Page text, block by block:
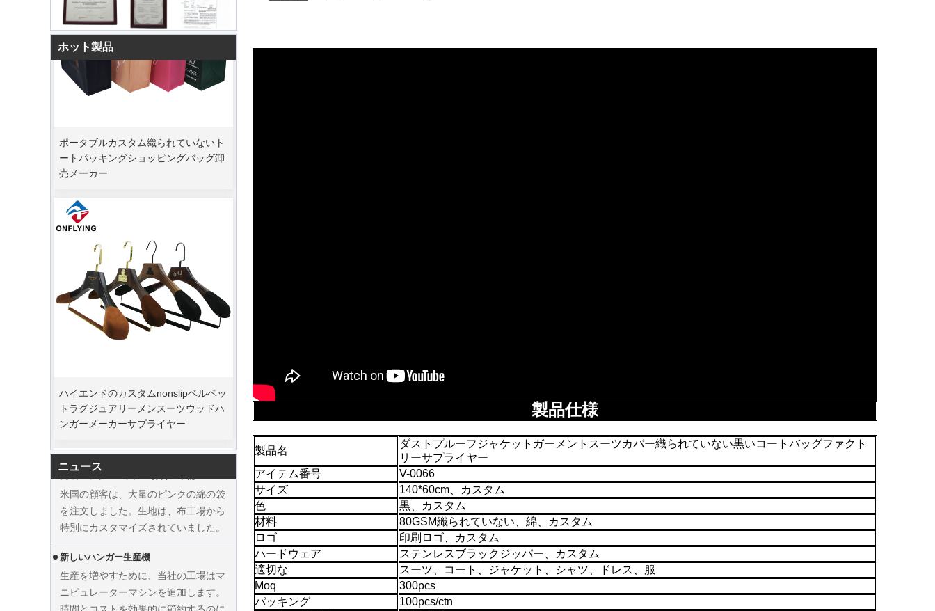
ホット製品
ートパッキングショッピングバッグ卸
売メーカー
トラグジュアリーメンスーツウッドハ
ンガーメーカーサプライヤー
ニュース
顧客が注文を行い、休暇を始める予定
でした。工場は、休暇後に商品を仕上
げるために生産を急いでいます。
高級コットンバッグの材料の準備
米国の顧客は、大量のピンクの綿の袋
を注文しました。生地は、布工場から
特別にカスタマイズされていました。
新しいハンガー生産機
生産を増やすために、当社の工場はマ
ニピュレーターマシンを追加します。
時間とコストを効果的に節約するのに
役立ちます。
製品仕様
製品名
ダストプルーフジャケットガーメントスーツカバー織られていない黒いコートバッグファクト
リーサプライヤー
アイテム番号
V-0066
サイズ
140*60cm、カスタム
色
黒、カスタム
材料
80GSM織られていない、綿、カスタム
ロゴ
印刷ロゴ、カスタム
ハードウェア
ステンレスブラックジッパー、カスタム
適切な
スーツ、コート、ジャケット、シャツ、ドレス、服
Moq
300pcs
パッキング
100pcs/ctn